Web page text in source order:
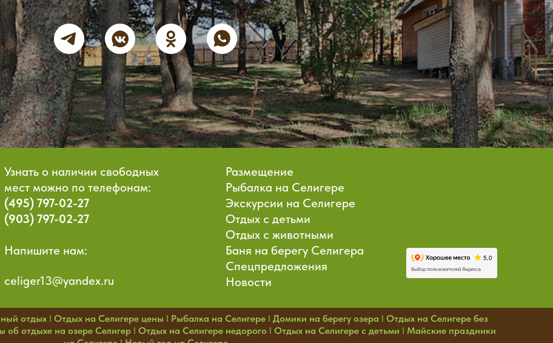
Узнать о наличии свободных
мест можно по телефонам:
(495) 797-02-27
(903) 797-02-27
Напишите нам:
Размещение
Рыбалка на Селигере
Экскурсии на Селигере
Отдых с детьми
Отдых с животными
Баня на берегу Селигера
Спецпредложения
Новости
celiger13@yandex.ru
отдых I Отдых на Селигере цены I Рыбалка на Селигере I Домики на берегу озера I Отдых на Селигере без
об отдыхе на озере СелигерI Отдых на Селигере недорогоI Отдых на Селигере с детьми I Майские праздники